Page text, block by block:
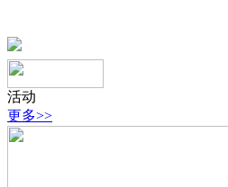
活动
更多>>